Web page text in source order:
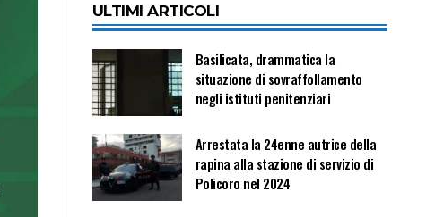
ULTIMI ARTICOLI
Basilicata, drammatica la
situazione di sovraffollamento
negli istituti penitenziari
Arrestata la 24enne autrice della
rapina alla stazione di servizio di
Policoro nel 2024